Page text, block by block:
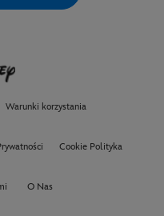
Warunki korzystania
Cookie Polityka
O Nas